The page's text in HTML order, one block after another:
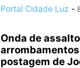
Portal Cidade Luz -
Onda de
postagem de